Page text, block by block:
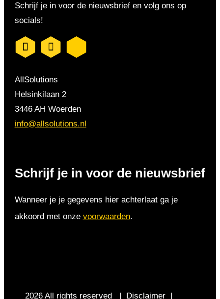
Schrijf je in voor de nieuwsbrief en volg ons op
socials!
AllSolutions
Helsinkilaan 2
3446 AH Woerden
info@allsolutions.nl
Schrijf je in voor de nieuwsbrief
Wanneer je je gegevens hier achterlaat ga je
akkoord met onze voorwaarden.
2026 All rights reserved | Disclaimer